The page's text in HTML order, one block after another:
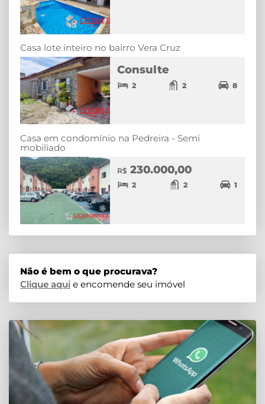
Casa lote inteiro no bairro Vera Cruz
Consulte
2 2 8
Casa em condomínio na Pedreira - Semi
mobiliado
R$ 230.000,00
2 2 1
Não é bem o que procurava?
Clique aqui e encomende seu imóvel